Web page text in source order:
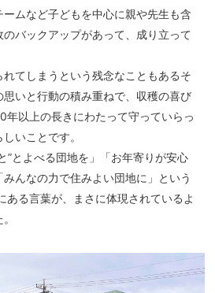
ムなど子どもを中心に親や先生も含
バックアップがあって、成り立って
てしまうという残念なこともあるそ
いと行動の積み重ねで、収穫の喜び
年以上の長きにわたって守っていらっ
いことです。
”とよべる団地を」「お年寄りが安心
んなの力で住みよい団地に」という
ある言葉が、まさに体現されているよ